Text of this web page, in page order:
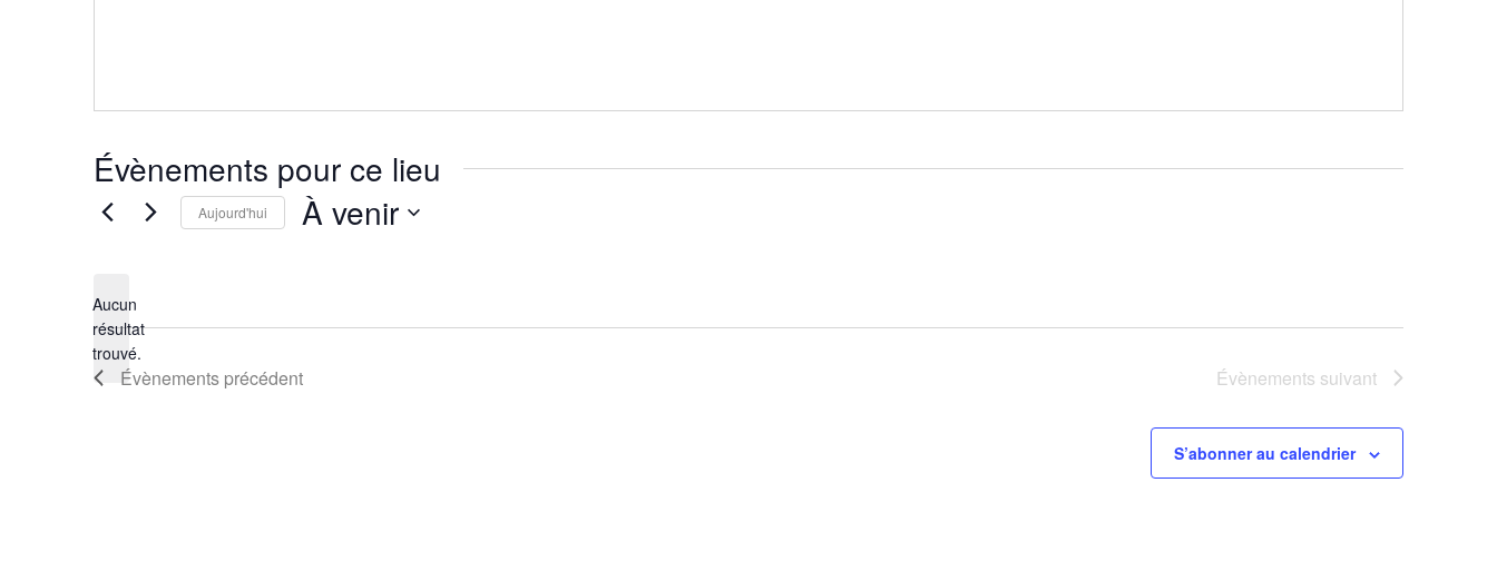
Évènements pour ce lieu
Notice
Aucun
résultat
trouvé.
Aujourd'hui À venir
Évènements précédent Évènements suivant
S’abonner au calendrier